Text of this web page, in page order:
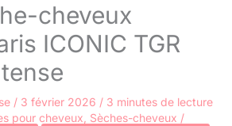
cheveux
ICONIC TGR
/ 3 février 2026 / 3 minutes de lecture
pour cheveux Sèches-cheveux /